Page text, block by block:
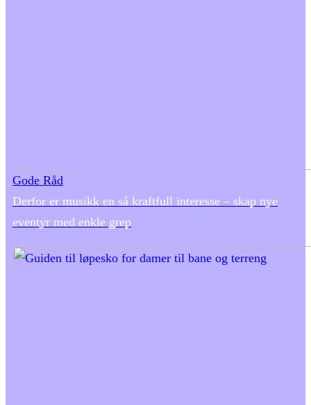
Gode Råd
Derfor er musikk en så kraftfull interesse – skap nye
eventyr med enkle grep